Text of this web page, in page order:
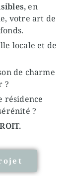
en
votre art de
locale et de
de charme
?
résidence
?